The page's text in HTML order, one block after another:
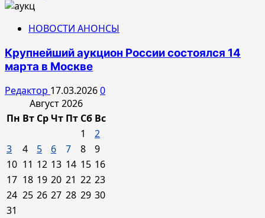
НОВОСТИ АНОНСЫ
Крупнейший аукцион России состоялся 14
марта в Москве
Редактор 17.03.20260
Август 2026
Пн Вт СрЧт Пт Сб Вс
1
2
3
4 5 6 7 8
9
10 11 12 13 14 15 16
17 18 19 20 21 22 23
24 25 26 27 28 29 30
31